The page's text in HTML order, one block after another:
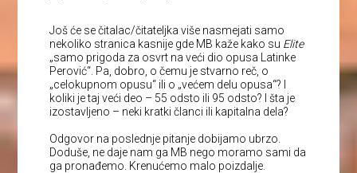
Još će se čitalac/čitateljka više nasmejati samo
nekoliko stranica kasnije gde MB kaže kako su Elite
„samo prigoda za osvrt na veći dio opusa Latinke
Perović“. Pa, dobro, o čemu je stvarno reč, o
„celokupnom opusu“ ili o „većem delu opusa“? I
koliki je taj veći deo – 55 odsto ili 95 odsto? I šta je
izostavljeno – neki kratki članci ili kapitalna dela?
Odgovor na poslednje pitanje dobijamo ubrzo.
Doduše, ne daje nam ga MB nego moramo sami da
ga pronađemo. Krenućemo malo poizdalje.